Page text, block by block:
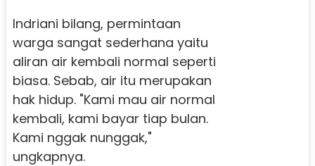
Indriani bilang, permintaan
warga sangat sederhana yaitu
aliran air kembali normal seperti
biasa. Sebab, air itu merupakan
hak hidup. "Kami mau air normal
kembali, kami bayar tiap bulan.
Kami nggak nunggak,"
ungkapnya.